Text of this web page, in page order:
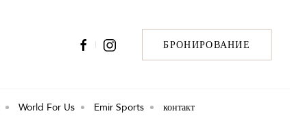
БРОНИРОВАНИЕ
World For Us Emir Sports контакт